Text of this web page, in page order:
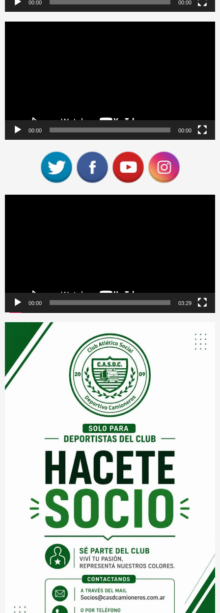
00:00 00:00
00:00 00:00
00:00 03:29